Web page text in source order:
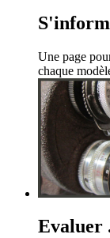
Une page
chaque
Evaluer